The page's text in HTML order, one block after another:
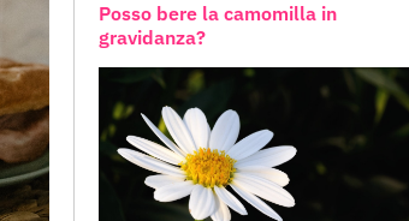
Posso bere la camomilla in
gravidanza?